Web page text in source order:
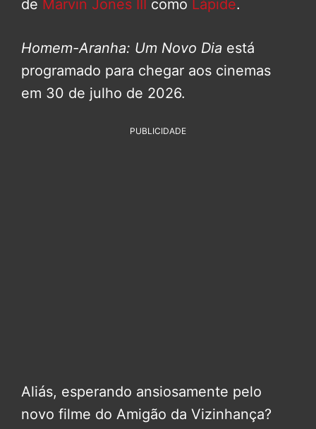
de Marvin Jones III como Lápide.
Homem-Aranha: Um Novo Dia está
programado para chegar aos cinemas
em 30 de julho de 2026.
PUBLICIDADE
Aliás, esperando ansiosamente pelo
novo filme do Amigão da Vizinhança?